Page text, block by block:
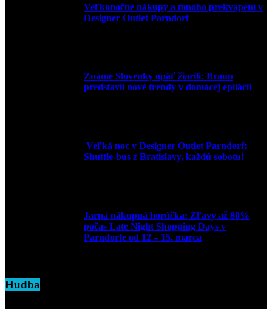
Veľkonočné nákupy a mnoho prekvapení v
Designer Outlet Parndorf
Známe Slovenky opäť žiarili: Braun
predstavil nové trendy v domácej epilácii
Veľká noc v Designer Outlet Parndorf:
Shuttle-bus z Bratislavy, každú sobotu!
Jarná nákupná horúčka: Zľavy až 80%
počas Late Night Shopping Days v
Parndorfe od 12 – 15. marca
Hudba